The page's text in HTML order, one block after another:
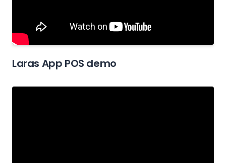
Laras App POS demo